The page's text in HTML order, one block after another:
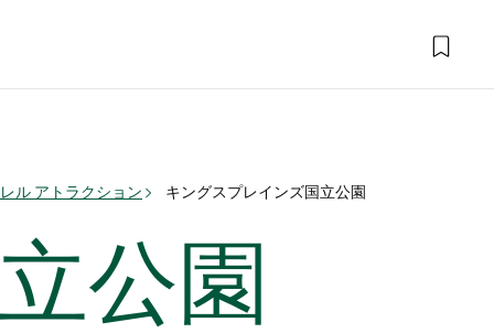
ル アトラクション キングスプレインズ国立公園
公園